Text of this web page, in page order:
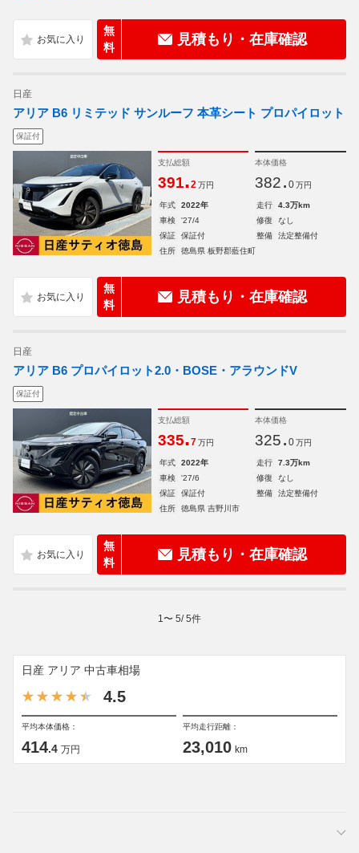
無
料
見積もり・在庫確認
日産
アリア B6 リミテッド サンルーフ 本革シート プロパイロット
保証付
支払総額
391.2 万円
本体価格
382. 0 万円
年式 2022年 走行
4.3万km
車検
'27/4 修復
なし
保証
保証付 整備
法定整備付
住所
徳島県 板野郡藍住町
無
料
見積もり・在庫確認
日産
アリア B6 プロパイロット2.0・BOSE・アラウンドV
保証付
支払総額
335.7 万円
本体価格
325. 0 万円
年式 2022年 走行
7.3万km
車検
'27/6 修復
なし
保証
保証付 整備
法定整備付
住所
徳島県 吉野川市
無
料
見積もり・在庫確認
1 〜 5/5件
日産 アリア 中古車相場
4.5
平均本体価格：
414.4 万円
平均走行距離：
23,010 km